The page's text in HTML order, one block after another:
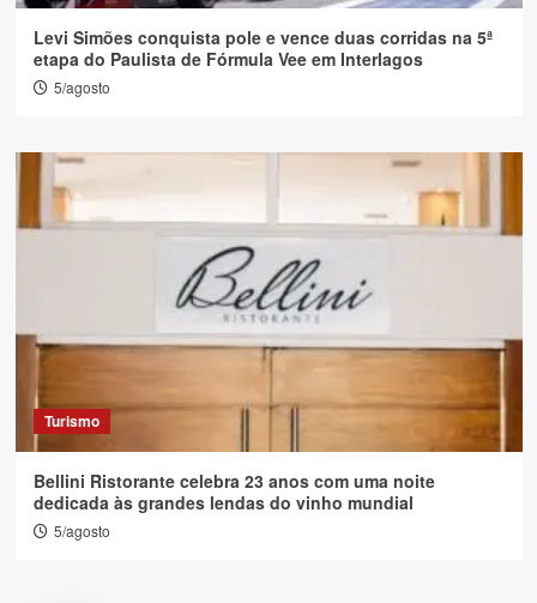
Levi Simões conquista pole e vence duas corridas na 5ª
etapa do Paulista de Fórmula Vee em Interlagos
5/agosto
Turismo
Bellini Ristorante celebra 23 anos com uma noite
dedicada às grandes lendas do vinho mundial
5/agosto